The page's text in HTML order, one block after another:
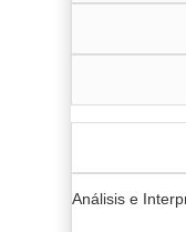
Análisis e